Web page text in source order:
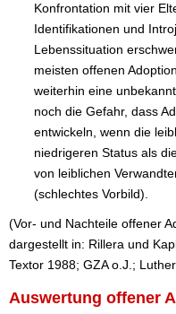
Konfrontation mit vier
Identifikationen und
Lebenssituation
meisten offenen
weiterhin eine
noch die Gefahr, dass
entwickeln, wenn die
niedrigeren Status als
von leiblichen
(schlechtes Vorbild).
(Vor- und Nachteile offener
dargestellt in: Rillera und
Textor 1988; GZA o.J.;
Auswertung offener